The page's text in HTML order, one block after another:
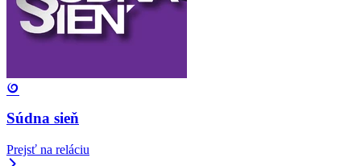
Súdna sieň
Prejsť na reláciu